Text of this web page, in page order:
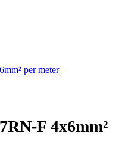
per meter
F 4x6mm²